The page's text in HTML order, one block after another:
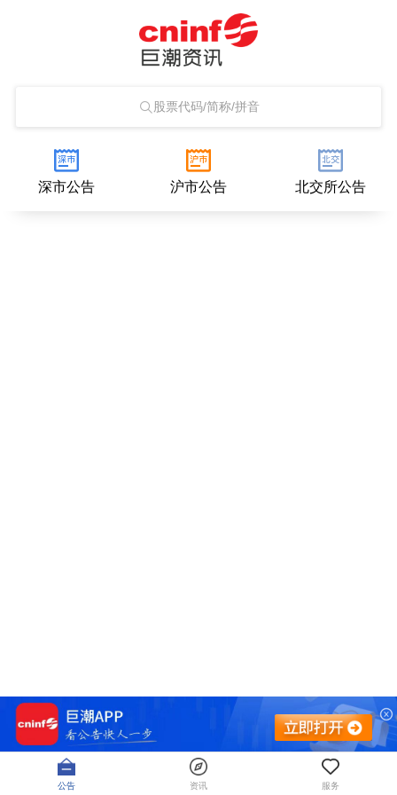
股票代码/简称/拼音
深市公告 沪市公告 北交所公告
公告 资讯 服务